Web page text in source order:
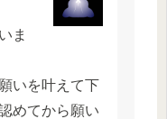
ま
いを叶えて下
めてから願い